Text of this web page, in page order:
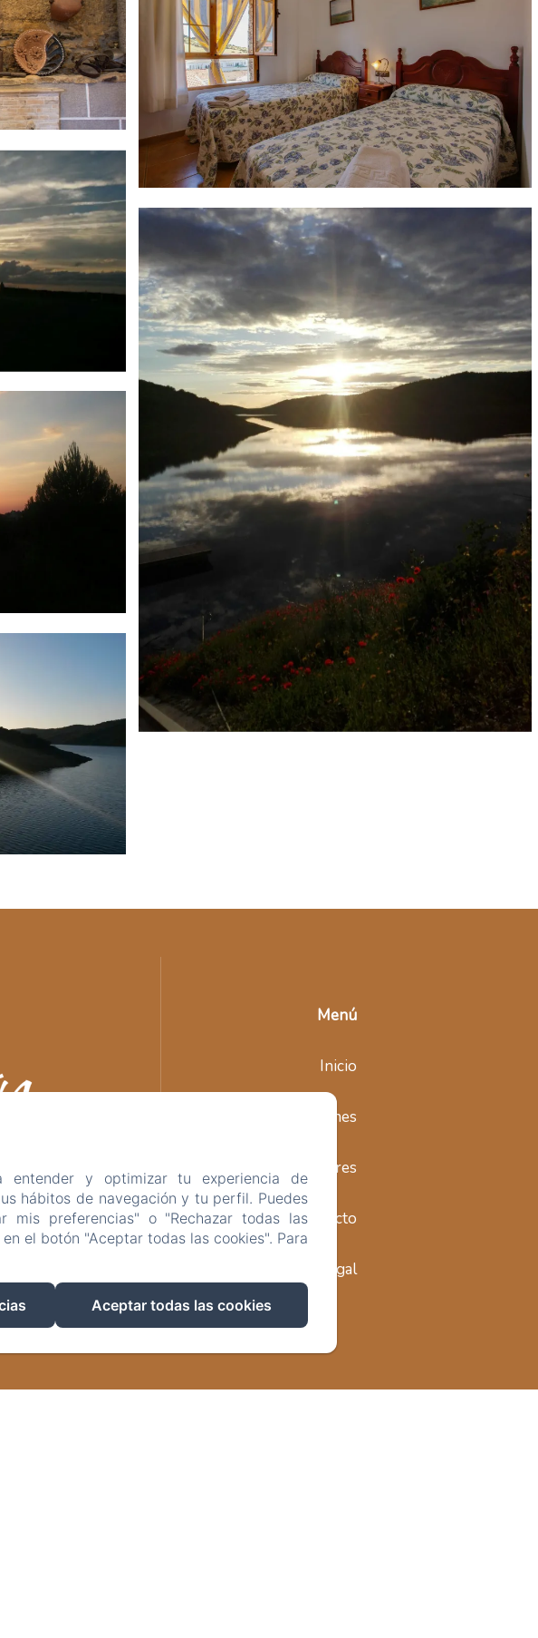
Menú
Inicio
Habitaciones
Alrededores
Contacto
Información legal
entender y optimizar tu experiencia de
hábitos de navegación y tu perfil. Puedes
mis preferencias" o "Rechazar todas las
el botón "Aceptar todas las cookies". Para
Aceptar todas las cookies